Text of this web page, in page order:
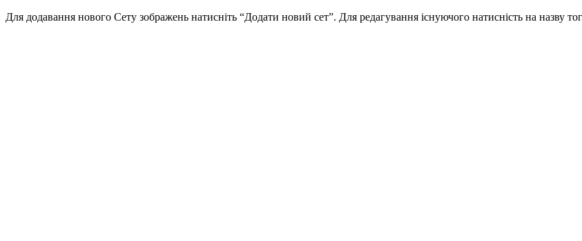
Для додавання нового Сету зображень натисніть “Додати новий сет”. Для редагування існуючого натисність на назву